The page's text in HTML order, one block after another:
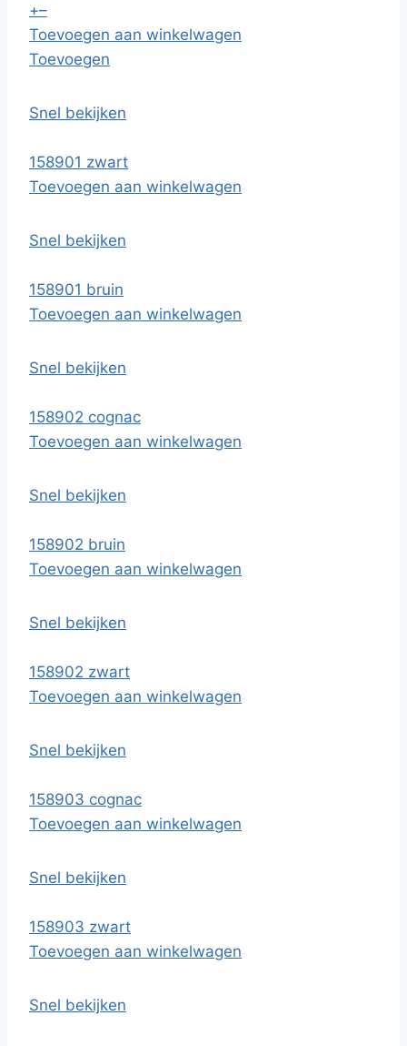
+–
Toevoegen aan winkelwagen
Toevoegen
Snel bekijken
158901 zwart
Toevoegen aan winkelwagen
Snel bekijken
158901 bruin
Toevoegen aan winkelwagen
Snel bekijken
158902 cognac
Toevoegen aan winkelwagen
Snel bekijken
158902 bruin
Toevoegen aan winkelwagen
Snel bekijken
158902 zwart
Toevoegen aan winkelwagen
Snel bekijken
158903 cognac
Toevoegen aan winkelwagen
Snel bekijken
158903 zwart
Toevoegen aan winkelwagen
Snel bekijken